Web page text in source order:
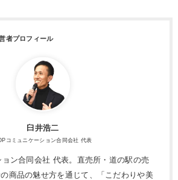
臼井浩二
コミュニケーション合同会社 代表
ン合同会社 代表。直売所・道の駅の売
商品の魅せ方を通じて、「こだわりや美